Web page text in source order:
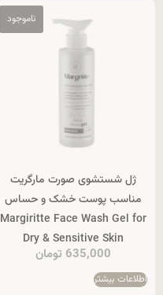
ژل شستشوی صورت مارگریت
مناسب پوست خشک و حساس
Margiritte Face Wash Gel for
Dry & Sensitive Skin
635,000 تومان
اطلاعات بیشتر